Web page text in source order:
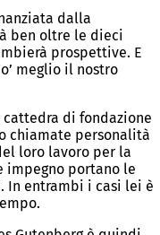
dalla
ben oltre le dieci
prospettive. E
meglio il nostro
cattedra di fondazione
chiamate personalità
loro lavoro per la
impegno portano le
In entrambi i casi lei è